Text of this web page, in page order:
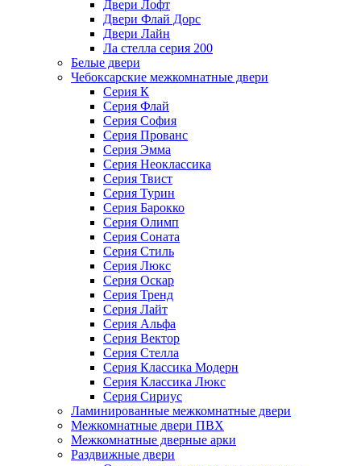
Двери Лофт
Двери Флай Дорс
Двери Лайн
Ла стелла серия 200
Белые двери
Чебоксарские межкомнатные двери
Серия К
Серия Флай
Серия София
Серия Прованс
Серия Эмма
Серия Неоклассика
Серия Твист
Серия Турин
Серия Барокко
Серия Олимп
Серия Соната
Серия Стиль
Серия Люкс
Серия Оскар
Серия Тренд
Серия Лайт
Серия Альфа
Серия Вектор
Серия Стелла
Серия Классика Модерн
Серия Классика Люкс
Серия Сириус
Ламинированные межкомнатные двери
Межкомнатные двери ПВХ
Межкомнатные дверные арки
Раздвижные двери